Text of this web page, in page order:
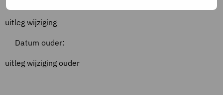
uitleg wijziging
Datum ouder:
uitleg wijziging ouder